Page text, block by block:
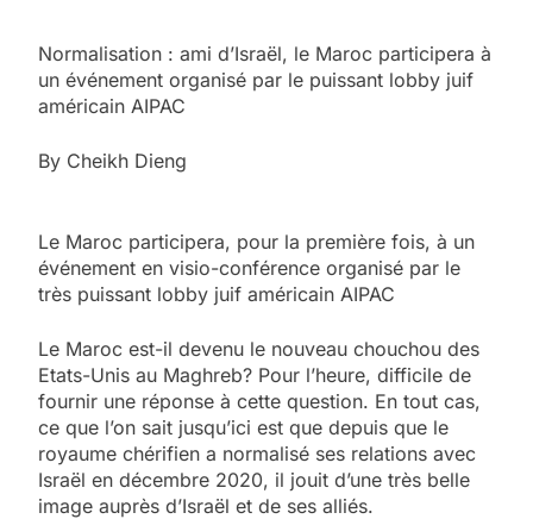
Normalisation : ami d’Israël, le Maroc participera à
un événement organisé par le puissant lobby juif
américain AIPAC
By Cheikh Dieng
Le Maroc participera, pour la première fois, à un
événement en visio-conférence organisé par le
très puissant lobby juif américain AIPAC
Le Maroc est-il devenu le nouveau chouchou des
Etats-Unis au Maghreb? Pour l’heure, difficile de
fournir une réponse à cette question. En tout cas,
ce que l’on sait jusqu’ici est que depuis que le
royaume chérifien a normalisé ses relations avec
Israël en décembre 2020, il jouit d’une très belle
image auprès d’Israël et de ses alliés.